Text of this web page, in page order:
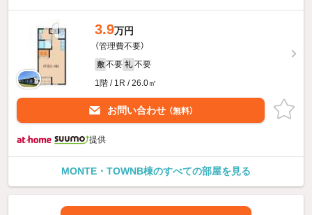
3.9万円
（管理費不要）
敷 不要 礼 不要
1階 / 1R / 26.0㎡
お問い合わせ （無料）
提供
MONTE・TOWNB棟のすべての部屋を見る